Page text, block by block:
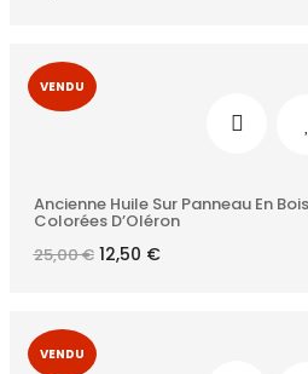
VENDU
Ancienne Huile Sur Panneau En
Colorées D’Oléron
25,00€ Le
prix
12,50 €Le
prix
VENDU